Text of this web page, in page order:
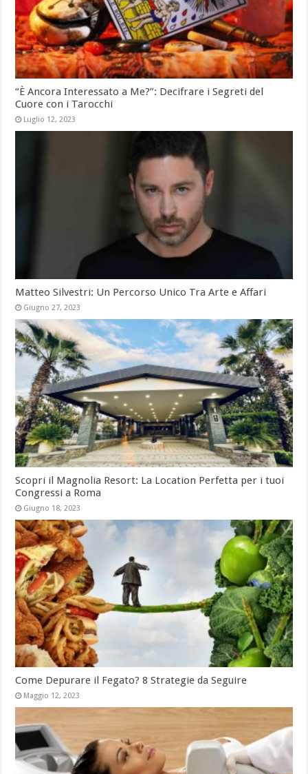
“È Ancora Interessato a Me?”: Decifrare i Segreti del
Cuore con i Tarocchi
Luglio 12, 2023
Matteo Silvestri: Un Percorso Unico Tra Arte e Affari
Giugno 27, 2023
Scopri il Magnolia Resort: La Location Perfetta per i tuoi
Congressi a Roma
Giugno 18, 2023
Come Depurare il Fegato? 8 Strategie da Seguire
Maggio 12, 2023